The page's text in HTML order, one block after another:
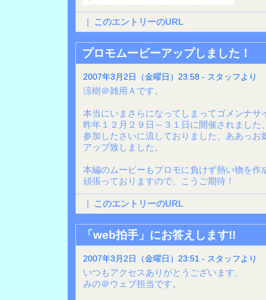
| このエントリーのURL
プロモムービーアップしました！
2007年3月2日（金曜日）23:58 - スタッフより
涼樹＠雑用Ａです。
本当にいまさらになってしまってゴメンナサ
昨年１２月２９日～３１日に開催されました
参加したさいに流しておりました、ああっお
アップ致しました。
本編のムービーもプロモに負けず熱い物を作
頑張っておりますので、こうご期待！
| このエントリーのURL
「web拍手」にお答えします!!
2007年3月2日（金曜日）23:51 - スタッフより
いつもアクセスありがとうございます。
みの＠ウェブ担当です。